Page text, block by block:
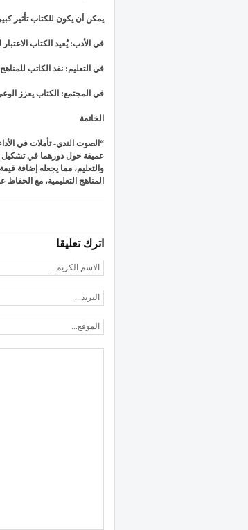
يمكن أن يكون للكتاب تأثير
في الأدب: يُعيد الكتاب
في التعليم: نقد الكاتب
في المجتمع: الكتاب يعزز
الخاتمة
“الصوت الندي- تأملات في
عميقة حول دورهما في تشكيل
والتعليم، مما يجعله إضافة
المناهج التعليمية، مع
اترك تعليقا